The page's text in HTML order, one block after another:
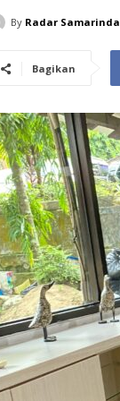
By Radar Samarinda
Bagikan